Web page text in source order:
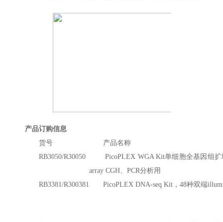
产品订购信息
货号
产品名称
RB3050/R30050
PicoPLEX WGA Kit单细胞全基因组
array CGH、PCR分析用
RB3381/R300381
PicoPLEX DNA-seq Kit，48种双端